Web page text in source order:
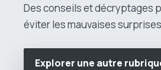
Des conseils et décryptages
éviter les mauvaises
Explorer une autre